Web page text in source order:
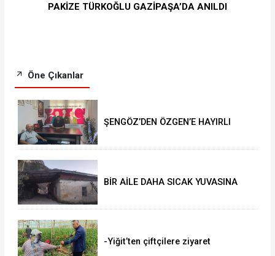
PAKİZE TÜRKOĞLU GAZİPAŞA’DA ANILDI
Öne Çıkanlar
ŞENGÖZ’DEN ÖZGEN’E HAYIRLI
BİR AİLE DAHA SICAK YUVASINA
-Yiğit’ten çiftçilere ziyaret